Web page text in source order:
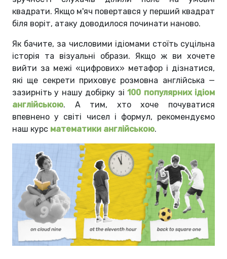
квадрати. Якщо м'яч повертався у перший квадрат
біля воріт, атаку доводилося починати наново.
Як бачите, за числовими ідіомами стоїть суцільна
історія та візуальні образи. Якщо ж ви хочете
вийти за межі «цифрових» метафор і дізнатися,
які ще секрети приховує розмовна англійська —
зазирніть у нашу добірку зі100 популярних ідіом
англійською. А тим, хто хоче почуватися
впевнено у світі чисел і формул, рекомендуємо
наш курс математики англійською.